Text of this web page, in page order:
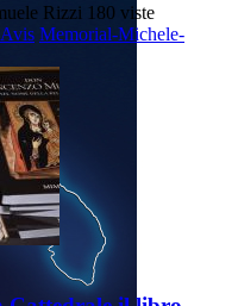
Rizzi 180 viste
Memorial-Michele-